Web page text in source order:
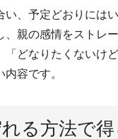
、予定どおりに
親の感情をスト
どなりたくないけ
容です。
る方法で